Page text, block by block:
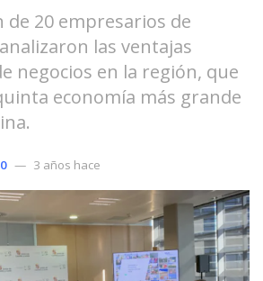
de 20 empresarios de
las ventajas
negocios en la región, que
economía más grande
3 años hace